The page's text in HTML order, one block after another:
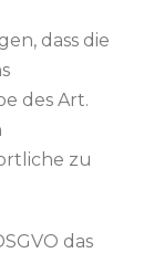
dass die
des Art.
zu
das